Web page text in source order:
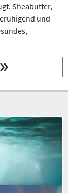
Sheabutter,
und